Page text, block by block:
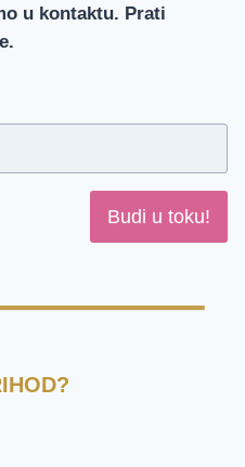
u kontaktu. Prati
Budi u toku!